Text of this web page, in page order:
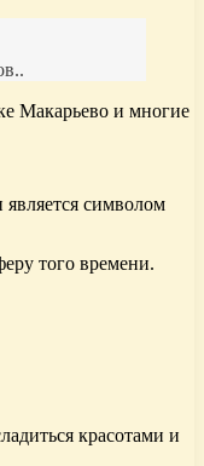
Макарьево и многие
символом
того времени.
красотами и